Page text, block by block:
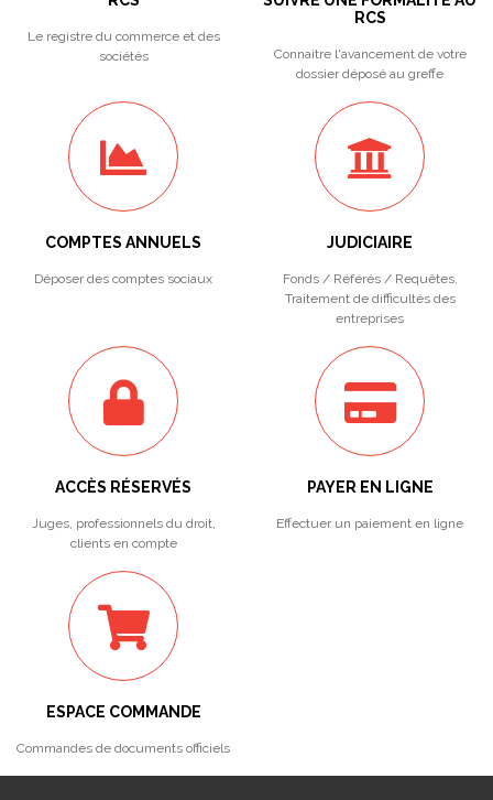
Le registre du commerce et des
sociétés
RCS
Connaitre l'avancement de votre
dossier déposé au greffe
COMPTES ANNUELS
Déposer des comptes sociaux
JUDICIAIRE
Fonds / Référés / Requêtes.
Traitement de difficultés des
entreprises
ACCÈS RÉSERVÉS
Juges, professionnels du droit,
clients en compte
PAYER EN LIGNE
Effectuer un paiement en ligne
ESPACE COMMANDE
Commandes de documents officiels